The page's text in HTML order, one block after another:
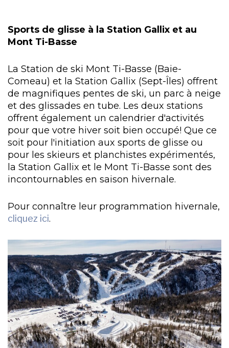
Sports de glisse à la Station Gallix et au
Mont Ti-Basse
La Station de ski Mont Ti-Basse (Baie-
Comeau) et la Station Gallix (Sept-Îles) offrent
de magnifiques pentes de ski, un parc à neige
et des glissades en tube. Les deux stations
offrent également un calendrier d'activités
pour que votre hiver soit bien occupé! Que ce
soit pour l'initiation aux sports de glisse ou
pour les skieurs et planchistes expérimentés,
la Station Gallix et le Mont Ti-Basse sont des
incontournables en saison hivernale.
Pour connaître leur programmation hivernale,
cliquez ici.